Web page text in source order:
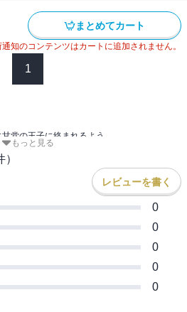
まとめてカート
知のコンテンツはカートに追加されません。
1
党の王子に絡まれるよう
もっと見る
）
レビューを書く
0
0
0
0
0